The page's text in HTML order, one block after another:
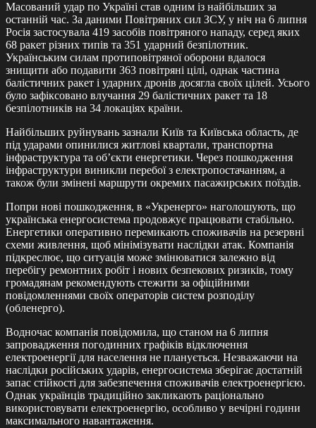
Масований удар по Україні став одним із найбільших за
останній час. За даними Повітряних сил ЗСУ, у ніч на 6 липня
Росія застосувала 419 засобів повітряного нападу, серед яких
68 ракет різних типів та 351 ударний безпілотник.
Українським силам протиповітряної оборони вдалося
знищити або подавити 363 повітряні цілі, однак частина
балістичних ракет і ударних дронів досягла своїх цілей. Усього
було зафіксовано влучання 29 балістичних ракет та 18
безпілотників на 34 локаціях країни.
Найбільших руйнувань зазнали Київ та Київська область, де
під ударами опинилися житлові квартали, транспортна
інфраструктура та об’єкти енергетики. Через пошкодження
інфраструктури виникли перебої з електропостачанням, а
також були змінені маршрути окремих пасажирських поїздів.
Попри нові пошкодження, в «Укренерго» наголошують, що
українська енергосистема продовжує працювати стабільно.
Енергетики оперативно перемикають споживачів на резервні
схеми живлення, щоб мінімізувати наслідки атак. Компанія
підкреслює, що ситуація може змінюватися залежно від
перебігу ремонтних робіт і нових безпекових ризиків, тому
громадянам рекомендують стежити за офіційними
повідомленнями своїх операторів систем розподілу
(обленерго).
Водночас компанія повідомила, що станом на 6 липня
запровадження погодинних графіків відключення
електроенергії для населення не планується. Незважаючи на
наслідки російських ударів, енергосистема зберігає достатній
запас стійкості для забезпечення споживачів електроенергією.
Однак українців традиційно закликають раціонально
використовувати електроенергію, особливо у вечірні години
максимального навантаження.